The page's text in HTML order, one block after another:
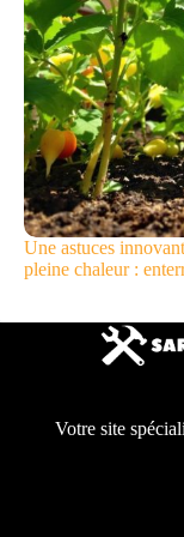
Une astuces
pleine chaleur :
Votre site